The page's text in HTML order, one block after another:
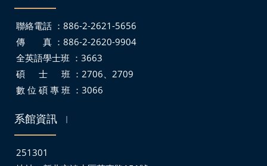
聯絡電話 ：886-2-2621-5656
傳 真 ：886-2-2620-9904
全英語學士班 ：3663
碩 士 班 ：2706、2709
數 位 碩 專 班 ：3066
系館資訊 ｜
251301